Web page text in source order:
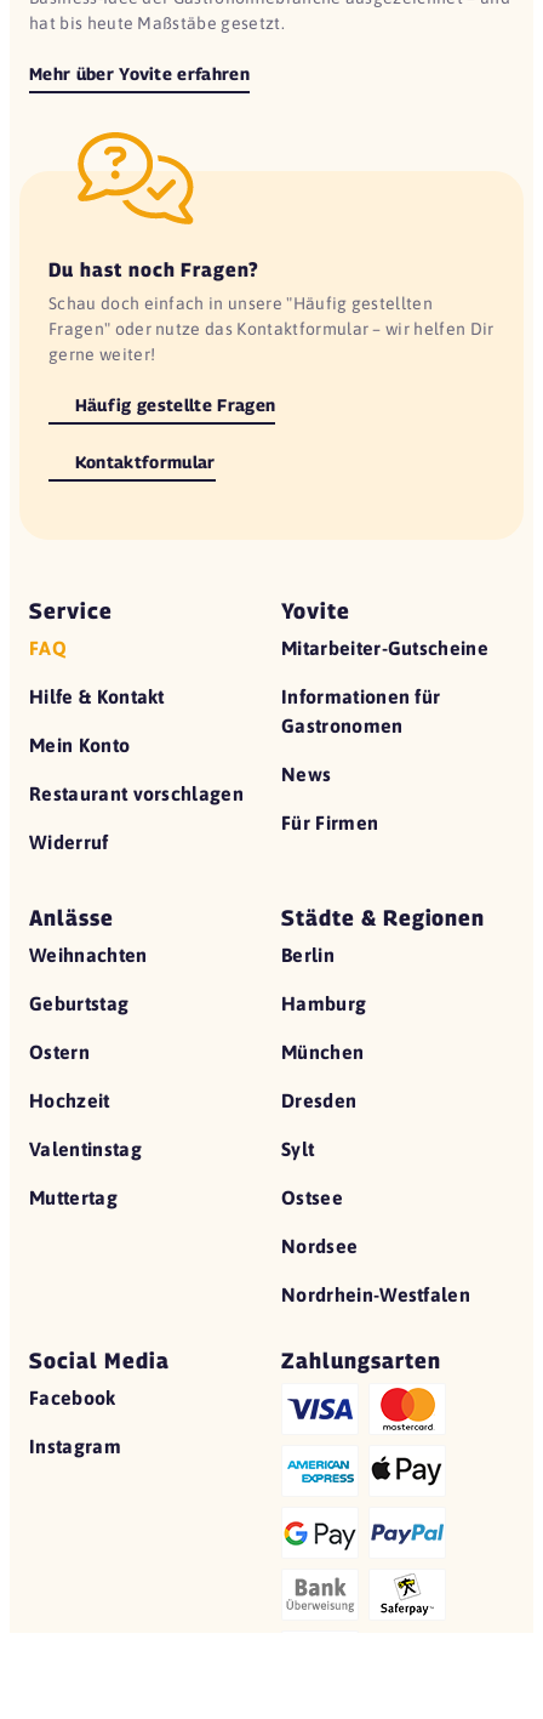
hat bis heute Maßstäbe gesetzt.
Mehr über Yovite erfahren
Du hast noch Fragen?
Schau doch einfach in unsere "Häufig gestellten
Fragen" oder nutze das Kontaktformular – wir helfen Dir
gerne weiter!
Häufig gestellte Fragen
Kontaktformular
Service
FAQ
Hilfe & Kontakt
Mein Konto
Restaurant vorschlagen
Widerruf
Yovite
Mitarbeiter-Gutscheine
Informationen für
Gastronomen
News
Für Firmen
Anlässe
Weihnachten
Geburtstag
Ostern
Hochzeit
Valentinstag
Muttertag
Städte & Regionen
Berlin
Hamburg
München
Dresden
Sylt
Ostsee
Nordsee
Nordrhein-Westfalen
Social Media
Facebook
Instagram
Zahlungsarten